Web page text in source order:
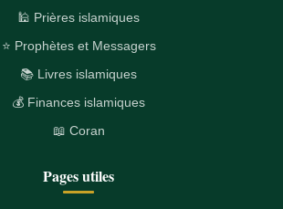
🕌 Prières islamiques
⭐ Prophètes et Messagers
📚 Livres islamiques
💰 Finances islamiques
📖 Coran
Pages utiles